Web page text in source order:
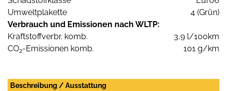
Umweltplakette
4 (Grün)
Verbrauch und Emissionen nach WLTP:
Kraftstoffverbr. komb.
3,9 l/100km
CO2-Emissionen komb. 101 g/km
Beschreibung / Ausstattung